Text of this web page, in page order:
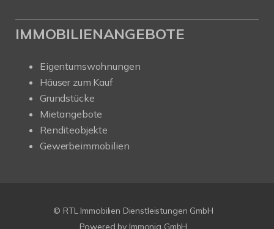
IMMOBILIENANGEBOTE
Eigentumswohnungen
Häuser zum Kauf
Grundstücke
Mietangebote
Renditeobjekte
Gewerbeimmobilien
© RTL Immobilien Dienstleistungen GmbH
Powered by Immonia GmbH